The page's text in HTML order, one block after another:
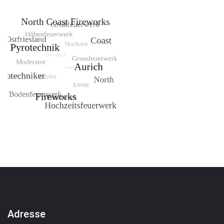
Adresse